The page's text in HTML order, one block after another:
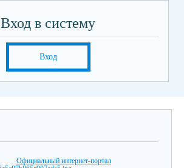
Вход в систему
Вход
Официальный интернет-портал